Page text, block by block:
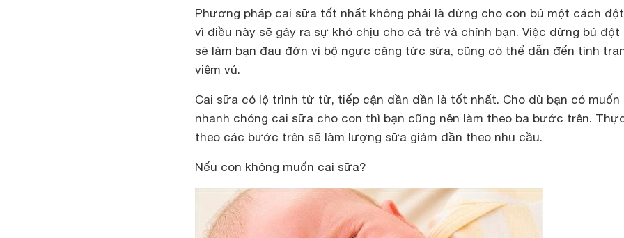
Phương pháp cai sữa tốt nhất không phải là dừng cho con bú một cách
vì điều này sẽ gây ra sự khó chịu cho cả trẻ và chính bạn. Việc dừng bú đột
sẽ làm bạn đau đớn vì bộ ngực căng tức sữa, cũng có thể dẫn đến tình
viêm vú.
Cai sữa có lộ trình từ từ, tiếp cận dần dần là tốt nhất. Cho dù bạn có muốn
nhanh chóng cai sữa cho con thì bạn cũng nên làm theo ba bước trên.
theo các bước trên sẽ làm lượng sữa giảm dần theo nhu cầu.
Nếu con không muốn cai sữa?